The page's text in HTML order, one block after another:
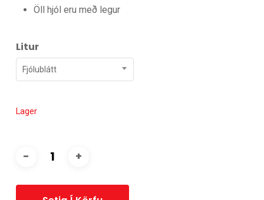
Öll hjól eru með legur
Litur
Fjólublátt
Lager